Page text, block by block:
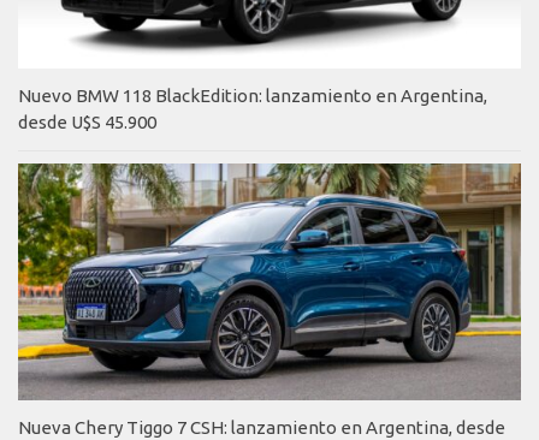
Nuevo BMW 118 BlackEdition: lanzamiento en Argentina,
desde U$S 45.900
Nueva Chery Tiggo 7 CSH: lanzamiento en Argentina, desde